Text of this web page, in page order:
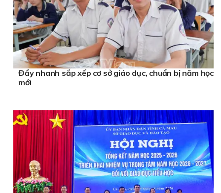
Đẩy nhanh sắp xếp cơ sở giáo dục, chuẩn bị năm học
mới